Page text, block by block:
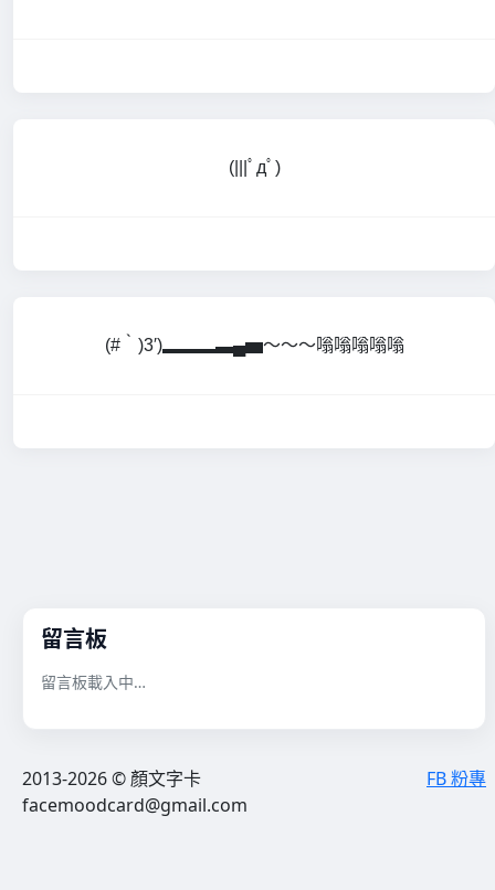
(|||ﾟдﾟ)
(#‵)3′)▂▂▂▃▄▅～～～嗡嗡嗡嗡嗡
留言板
留言板載入中…
2013-2026 © 顏文字卡
facemoodcard@gmail.com
FB 粉專